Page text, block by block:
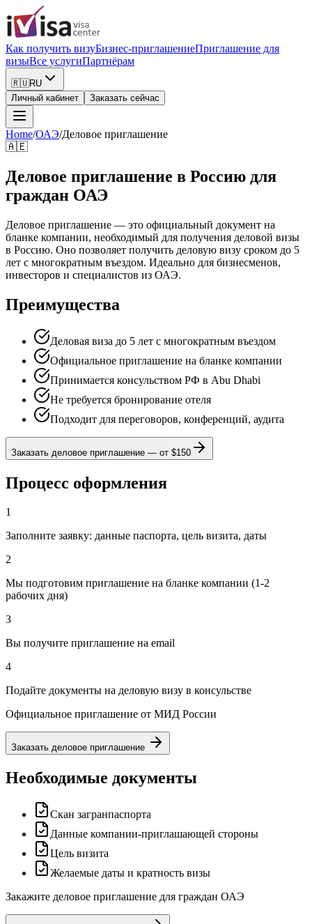
Как получить визуБизнес-приглашениеПриглашение для
визыВсе услугиПартнёрам
🇷🇺RU
Личный кабинет
Заказать сейчас
Home/ОАЭ/Деловое приглашение
🇦🇪
Деловое приглашение в Россию для
граждан ОАЭ
Деловое приглашение — это официальный документ на
бланке компании, необходимый для получения деловой визы
в Россию. Оно позволяет получить деловую визу сроком до 5
лет с многократным въездом. Идеально для бизнесменов,
инвесторов и специалистов из ОАЭ.
Преимущества
Деловая виза до 5 лет с многократным въездом
Официальное приглашение на бланке компании
Принимается консульством РФ в Abu Dhabi
Не требуется бронирование отеля
Подходит для переговоров, конференций, аудита
Заказать деловое приглашение — от $150
Процесс оформления
1
Заполните заявку: данные паспорта, цель визита, даты
2
Мы подготовим приглашение на бланке компании (1-2
рабочих дня)
3
Вы получите приглашение на email
4
Подайте документы на деловую визу в консульстве
Официальное приглашение от МИД России
Заказать деловое приглашение
Необходимые документы
Скан загранпаспорта
Данные компании-приглашающей стороны
Цель визита
Желаемые даты и кратность визы
Закажите деловое приглашение для граждан ОАЭ